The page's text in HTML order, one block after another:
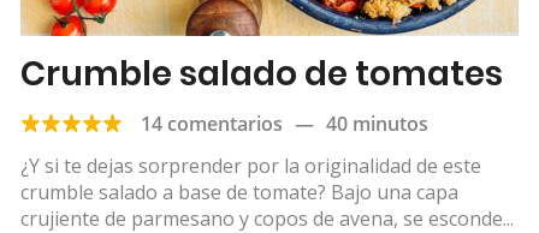
Crumble salado de tomates
14 comentarios — 40 minutos
¿Y si te dejas sorprender por la originalidad de este
crumble salado a base de tomate? Bajo una capa
crujiente de parmesano y copos de avena, se esconde...